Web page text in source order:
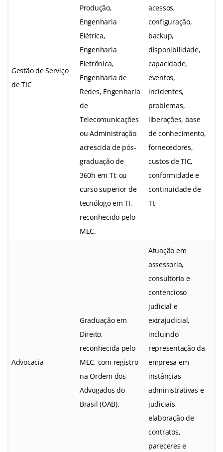
Gestão de Serviço
de TIC
Produção,
Engenharia
Elétrica,
Engenharia
Eletrônica,
Engenharia de
Redes, Engenharia
de
Telecomunicações
ou Administração
acrescida de pós-
graduação de
360h em TI; ou
curso superior de
tecnólogo em TI,
reconhecido pelo
MEC.
acessos,
configuração,
backup,
disponibilidade,
capacidade,
eventos,
incidentes,
problemas,
liberações, base
de conhecimento,
fornecedores,
custos de TIC,
conformidade e
continuidade de
TI.
Advocacia
Graduação em
Direito,
reconhecida pelo
MEC, com registro
na Ordem dos
Advogados do
Brasil (OAB).
Atuação em
assessoria,
consultoria e
contencioso
judicial e
extrajudicial,
incluindo
representação da
empresa em
instâncias
administrativas e
judiciais,
elaboração de
contratos,
pareceres e